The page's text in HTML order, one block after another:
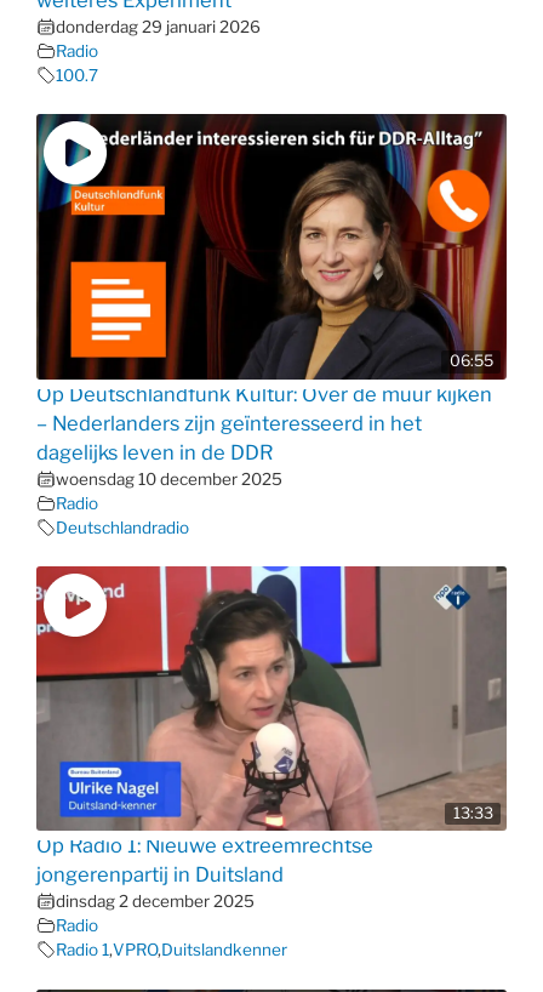
donderdag 29 januari 2026
Radio
100.7
06:55
Op Deutschlandfunk Kultur: Over de muur kijken
– Nederlanders zijn geïnteresseerd in het
dagelijks leven in de DDR
woensdag 10 december 2025
Radio
Deutschlandradio
13:33
Op Radio 1: Nieuwe extreemrechtse
jongerenpartij in Duitsland
dinsdag 2 december 2025
Radio
Radio 1,VPRO,Duitslandkenner